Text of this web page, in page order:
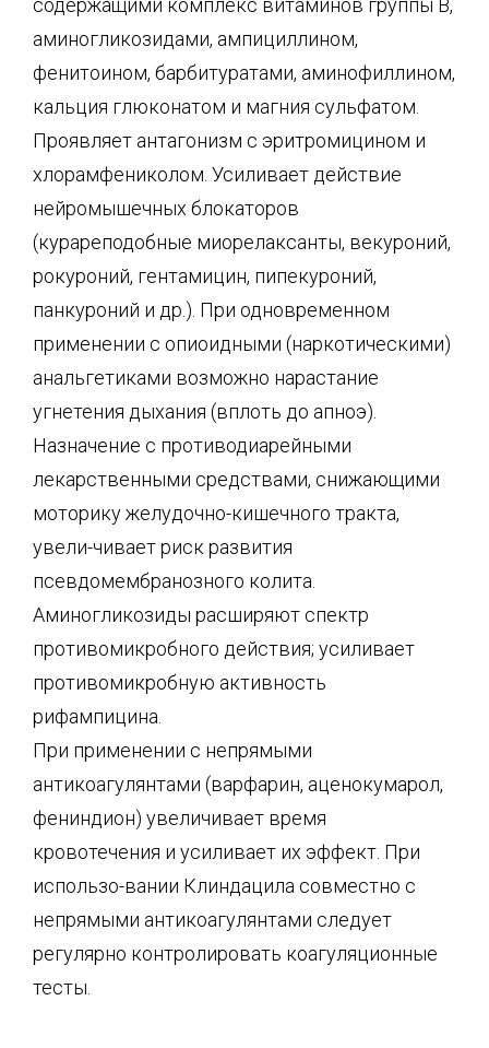
содержащими комплекс витаминов группы В,
аминогликозидами, ампициллином,
фенитоином, барбитуратами, аминофиллином,
кальция глюконатом и магния сульфатом.
Проявляет антагонизм с эритромицином и
хлорамфениколом. Усиливает действие
нейромышечных блокаторов
(курареподобные миорелаксанты, векуроний,
рокуроний, гентамицин, пипекуроний,
панкуроний и др.). При одновременном
применении с опиоидными (наркотическими)
анальгетиками возможно нарастание
угнетения дыхания (вплоть до апноэ).
Назначение с противодиарейными
лекарственными средствами, снижающими
моторику желудочно-кишечного тракта,
увели-чивает риск развития
псевдомембранозного колита.
Аминогликозиды расширяют спектр
противомикробного действия; усиливает
противомикробную активность
рифампицина.
При применении с непрямыми
антикоагулянтами (варфарин, аценокумарол,
фениндион) увеличивает время
кровотечения и усиливает их эффект. При
использо-вании Клиндацила совместно с
непрямыми антикоагулянтами следует
регулярно контролировать коагуляционные
тесты.